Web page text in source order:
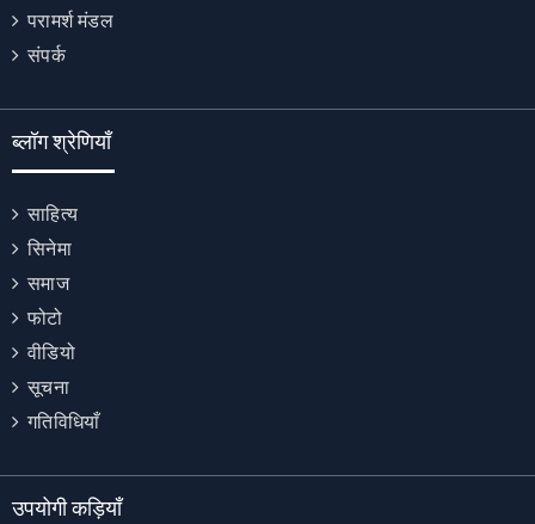
परामर्श मंडल
संपर्क
ब्लॉग श्रेणियाँ
साहित्य
सिनेमा
समाज
फोटो
वीडियो
सूचना
गतिविधियाँ
उपयोगी कड़ियाँ